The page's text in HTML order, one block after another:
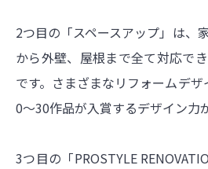
2つ目の「スペースアップ」は、
から外壁、屋根まで全て対応で
です。さまざまなリフォームデ
0～30作品が入賞するデザイン力
3つ目の「PROSTYLE